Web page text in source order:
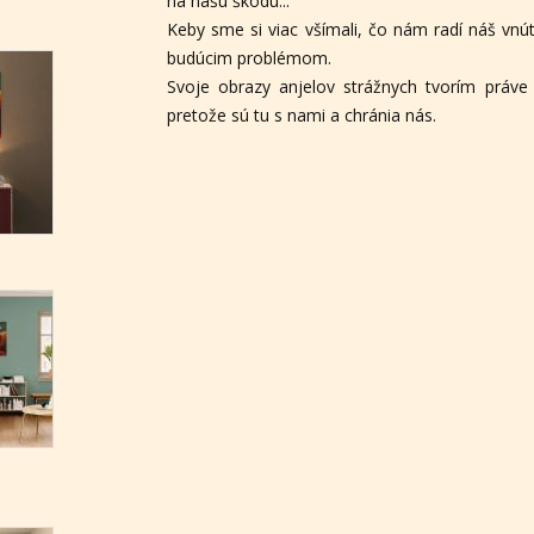
Keby sme si viac všímali, čo nám radí náš
budúcim problémom.
Svoje obrazy anjelov strážnych tvorím
pretože sú tu s nami a chránia nás.